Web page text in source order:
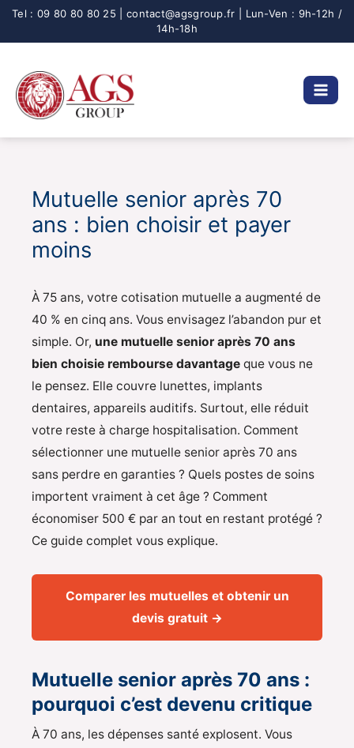
Aller
Mutuelle senior après 70
ans : bien choisir et payer
moins
À 75 ans, votre cotisation mutuelle a augmenté de
40 % en cinq ans. Vous envisagez l’abandon pur et
simple. Or, une mutuelle senior après 70 ans
bien choisie rembourse davantage que vous ne
le pensez. Elle couvre lunettes, implants
dentaires, appareils auditifs. Surtout, elle réduit
votre reste à charge hospitalisation. Comment
sélectionner une mutuelle senior après 70 ans
sans perdre en garanties ? Quels postes de soins
importent vraiment à cet âge ? Comment
économiser 500 € par an tout en restant protégé ?
Ce guide complet vous explique.
Comparer les mutuelles et obtenir un
devis gratuit →
Mutuelle senior après 70 ans :
pourquoi c’est devenu critique
À 70 ans, les dépenses santé explosent. Vous